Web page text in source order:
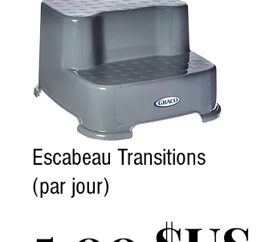
Escabeau Transitions
(par jour)